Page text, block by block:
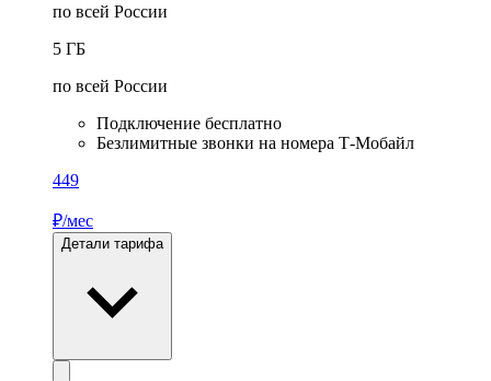
по всей России
5 ГБ
по всей России
Подключение бесплатно
Безлимитные звонки на номера Т‑Мобайл
449
₽/мес
Детали тарифа